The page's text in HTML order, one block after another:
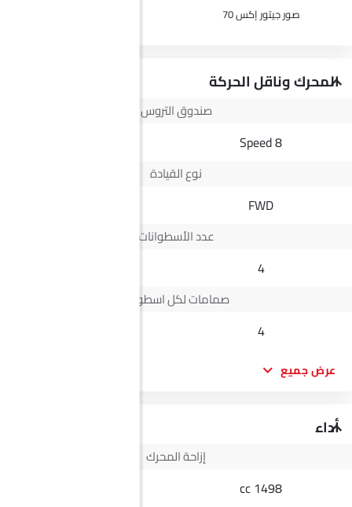
صور جيتور إكس 70
المحرك وناقل الحركة
صندوق التروس
8 Speed
نوع القيادة
FWD
عدد الأسطوانات
4
صمامات لكل اسطوانة
4
عرض جميع
أداء
إزاحة المحرك
1498 cc